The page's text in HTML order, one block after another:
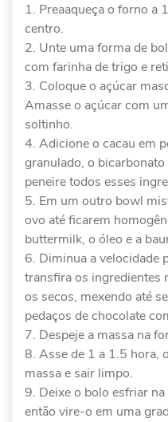
Preaaqueça o forno a
centro.
Unte uma forma de
com farinha de trigo e
Coloque o açúcar
Amasse o açúcar com
soltinho.
Adicione o cacau em
granulado, o
peneire todos esses
Em um outro bowl
ovo até ficarem
buttermilk, o óleo e a
Diminua a velocidade
transfira os ingredientes
os secos, mexendo até
pedaços de chocolate
Despeje a massa na
Asse de 1 a 1.5 hora,
massa e sair limpo.
Deixe o bolo esfriar
então vire-o em uma